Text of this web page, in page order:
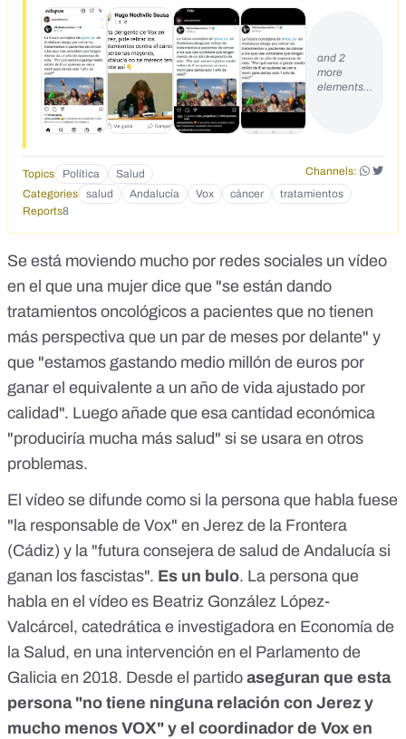
<br>https://twitter.com/voxjerezfra/status/15280651244555
63265<br>https://www.tiktok.com/@fachasfree1/video/7100
521358630587653?_t=8SWyozmSaAA&amp;_r=1</div>
and 2
more
elements…
Topics Política Salud
Channels:
Categories
salud Andalucía Vox cáncer
tratamientos
Reports8
Se está moviendo mucho por redes sociales un vídeo
en el que una mujer dice que "se están dando
tratamientos oncológicos a pacientes que no tienen
más perspectiva que un par de meses por delante" y
que "estamos gastando medio millón de euros por
ganar el equivalente a un año de vida ajustado por
calidad". Luego añade que esa cantidad económica
"produciría mucha más salud" si se usara en otros
problemas.
El vídeo se difunde como si la persona que habla fuese
"la responsable de Vox" en Jerez de la Frontera
(Cádiz) y la "futura consejera de salud de Andalucía si
ganan los fascistas". Es un bulo. La persona que
habla en el vídeo es Beatriz González López-
Valcárcel, catedrática e investigadora en Economía de
la Salud, en una intervención en el Parlamento de
Galicia en 2018. Desde el partido aseguran que esta
persona "no tiene ninguna relación con Jerez y
mucho menos VOX" y el coordinador de Vox en